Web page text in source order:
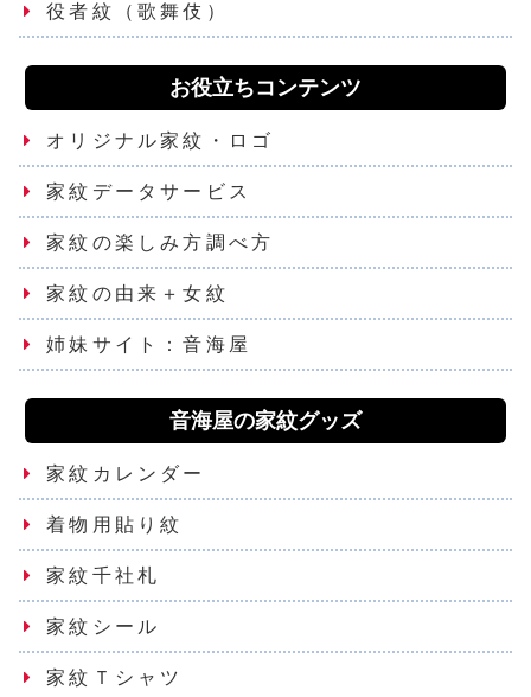
役者紋（歌舞伎）
お役立ちコンテンツ
オリジナル家紋・ロゴ
家紋データサービス
家紋の楽しみ方調べ方
家紋の由来＋女紋
姉妹サイト：音海屋
音海屋の家紋グッズ
家紋カレンダー
着物用貼り紋
家紋千社札
家紋シール
家紋Ｔシャツ